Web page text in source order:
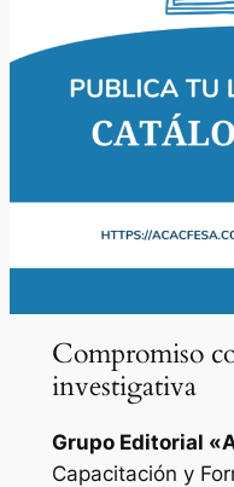
Compromiso
investigativa
Grupo Editorial «
Capacitación y